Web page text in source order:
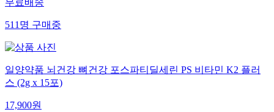
무료배송
511명구매중
일양약품 뇌건강 뼈건강 포스파티딜세린 PS 비타민 K2 플러
스 (2g x 15포)
17,900원